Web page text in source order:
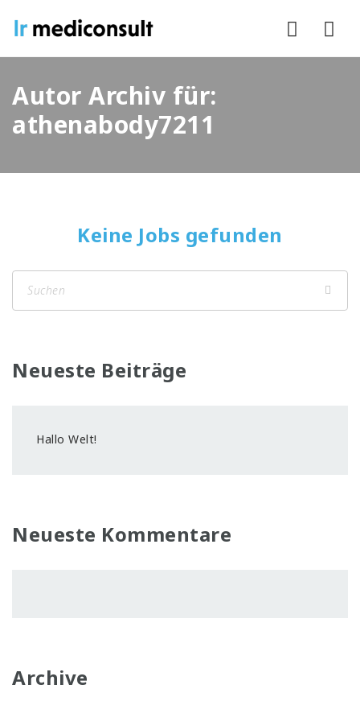
Autor Archiv für:
athenabody7211
Keine Jobs gefunden
Neueste Beiträge
Hallo Welt!
Neueste Kommentare
Archive